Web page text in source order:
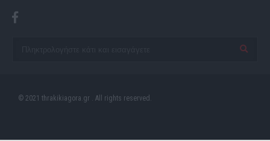
© 2021 thrakikiagora.gr . All rights reserved.